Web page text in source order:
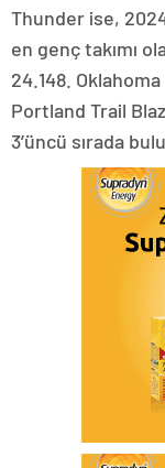
Thunder ise,
en genç takımı
24.148.
Portland Trail
3’üncü sırada